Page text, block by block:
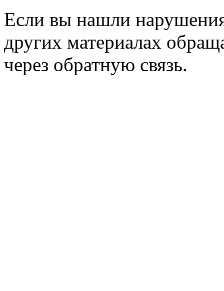
Если вы нашли
других материалах
через обратную связь.